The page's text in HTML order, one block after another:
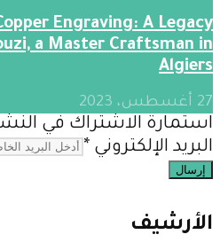
Engraving: A Legacy
a Master Craftsman in
Algiers
27 أغسطس، 2023
استمارة الاشتراك في
البريد الإلكتروني *
إرسال
الأرشيف